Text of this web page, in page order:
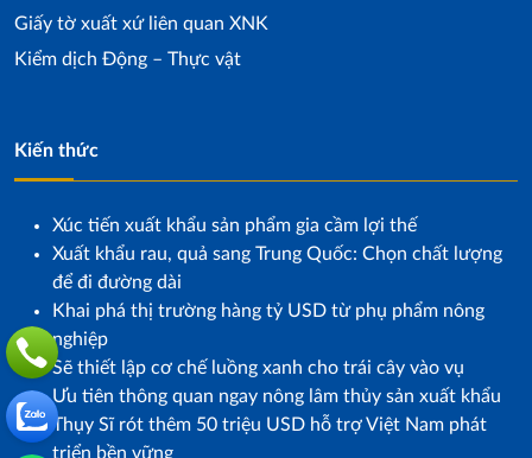
Giấy tờ xuất xứ liên quan XNK
Kiểm dịch Động – Thực vật
Kiến thức
Xúc tiến xuất khẩu sản phẩm gia cầm lợi thế
Xuất khẩu rau, quả sang Trung Quốc: Chọn chất lượng
để đi đường dài
Khai phá thị trường hàng tỷ USD từ phụ phẩm nông
nghiệp
Sẽ thiết lập cơ chế luồng xanh cho trái cây vào vụ
Ưu tiên thông quan ngay nông lâm thủy sản xuất khẩu
Thụy Sĩ rót thêm 50 triệu USD hỗ trợ Việt Nam phát
triển bền vững